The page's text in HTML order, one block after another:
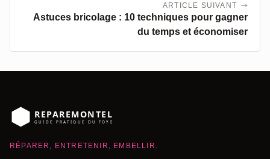
ARTICLE SUIVANT
Astuces bricolage : 10 techniques pour gagner
du temps et économiser
RÉPARER, ENTRETENIR, EMBELLIR.